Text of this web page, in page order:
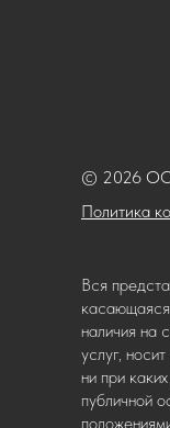
Политика
© 2026
Вся
касающаяся
наличия на
услуг,
ни при
публичной